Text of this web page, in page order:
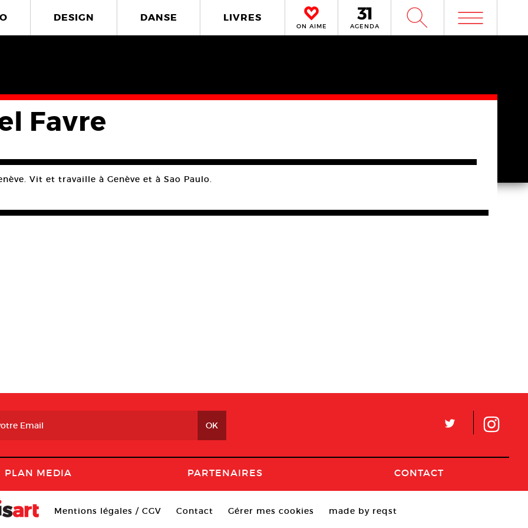
DESIGN DANSE LIVRES
ON AIME AGENDA W m
Favre
Vit et travaille à Genève et à Sao Paulo.
L
PLAN MEDIA PARTENAIRES CONTACT
Mentions légales / CGV Contact Gérer mes cookies made by reqst